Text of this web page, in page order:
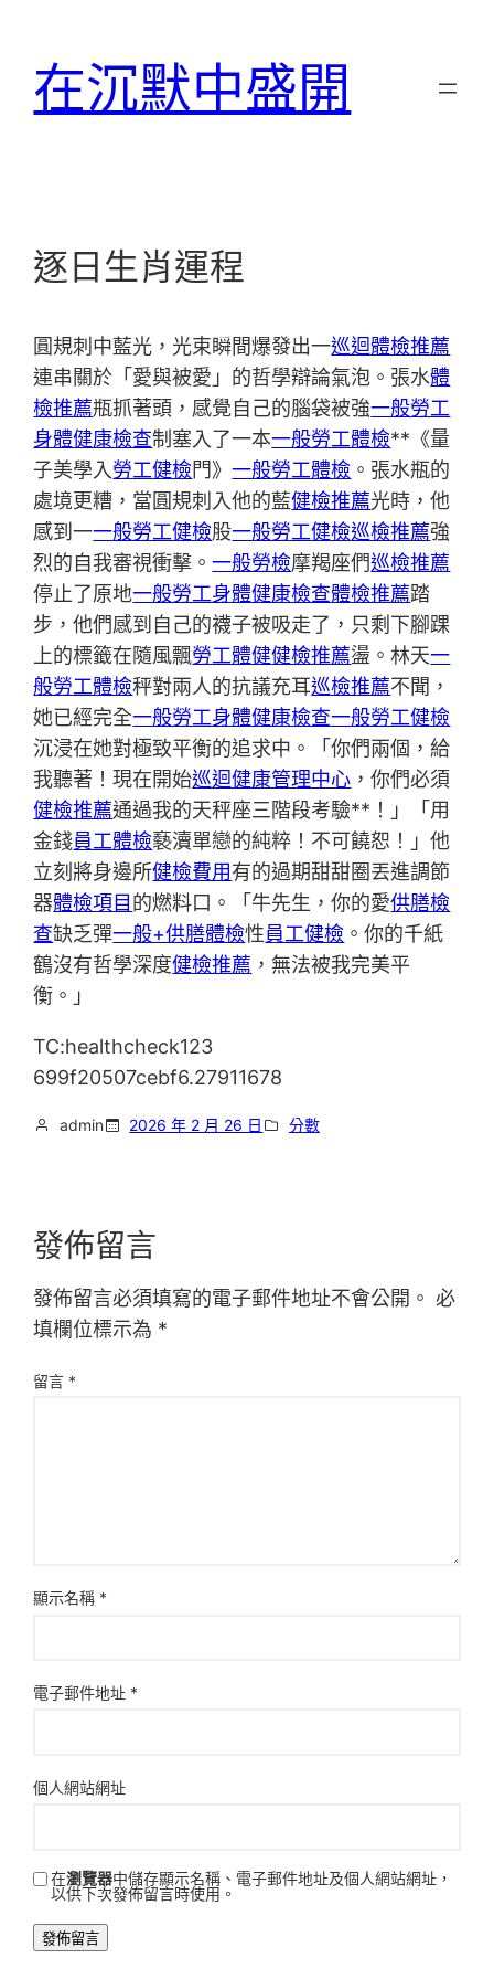
在沉默中盛開
逐日生肖運程
圓規刺中藍光，光束瞬間爆發出一巡迴體檢推薦
連串關於「愛與被愛」的哲學辯論氣泡。張水體
檢推薦瓶抓著頭，感覺自己的腦袋被強一般勞工
身體健康檢查制塞入了一本一般勞工體檢**《量
子美學入勞工健檢門》一般勞工體檢 。張水瓶的
處境更糟，當圓規刺入他的藍健檢推薦光時，他
感到一一般勞工健檢股一般勞工健檢巡檢推薦強
烈的自我審視衝擊。一般勞檢摩羯座們巡檢推薦
停止了原地一般勞工身體健康檢查體檢推薦踏
步，他們感到自己的襪子被吸走了，只剩下腳踝
上的標籤在隨風飄勞工體健健檢推薦盪。林天一
般勞工體檢秤對兩人的抗議充耳巡檢推薦不聞，
她已經完全一般勞工身體健康檢查一般勞工健檢
沉浸在她對極致平衡的追求中。「你們兩個，給
我聽著！現在開始巡迴健康管理中心 ，你們必須
健檢推薦通過我的天秤座三階段考驗**！」「用
金錢員工體檢褻瀆單戀的純粹！不可饒恕！」他
立刻將身邊所健檢費用有的過期甜甜圈丟進調節
器體檢項目 的燃料口。「牛先生，你的愛供膳檢
查缺乏彈一般+供膳體檢性員工健檢 。你的千紙
鶴沒有哲學深度健檢推薦 ，無法被我完美平
衡。」
TC:healthcheck123
699f20507cebf6.27911678
admin 2026 年 2 月 26 日 分數
發佈留言
發佈留言必須填寫的電子郵件地址不會公開。 必
填欄位標示為 *
留言 *
顯示名稱 *
電子郵件地址 *
個人網站網址
在瀏覽器中儲存顯示名稱、電子郵件地址及個人網站網址，
以供下次發佈留言時使用。